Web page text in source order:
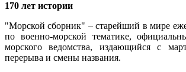
170 лет истории
"Морской сборник" – старейший в мире
по военно-морской тематике,
морского ведомства, издающийся с
перерыва и смены названия.